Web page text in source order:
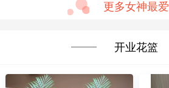
更多女神最爱
开业花篮